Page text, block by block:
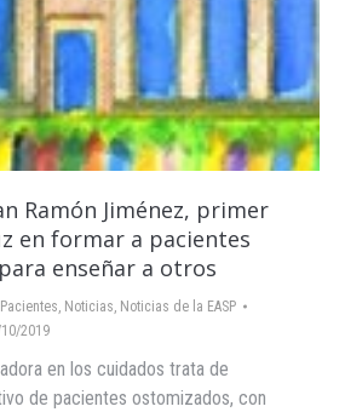
Ramón Jiménez, primer
en formar a pacientes
enseñar a otros
, Noticias, Noticias de la EASP
2019
en los cuidados trata de
de pacientes ostomizados, con